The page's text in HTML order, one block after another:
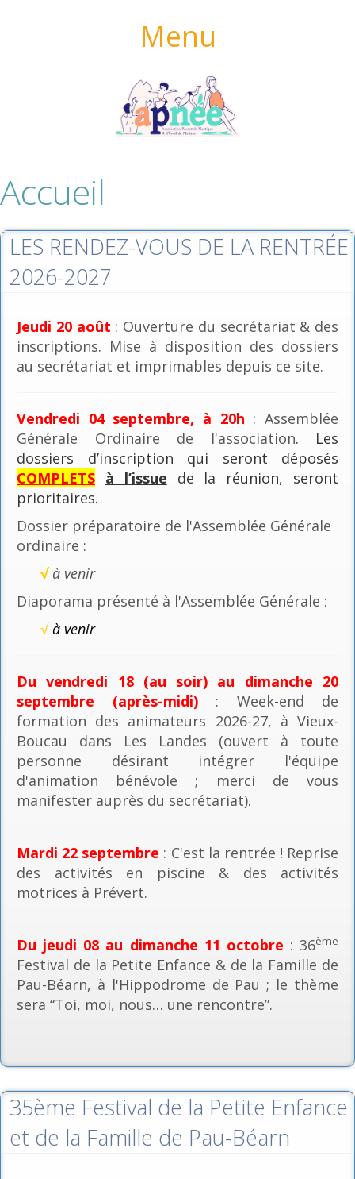
Menu
Accueil
LES RENDEZ-VOUS DE LA RENTRÉE
2026-2027
Jeudi 20 août : Ouverture du secrétariat & des
inscriptions. Mise à disposition des dossiers
au secrétariat et imprimables depuis ce site.
Vendredi 04 septembre, à 20h : Assemblée
Générale Ordinaire de l'association. Les
dossiers d’inscription qui seront déposés
COMPLETS à l’issue de la réunion, seront
prioritaires.
Dossier préparatoire de l'Assemblée Générale
ordinaire :
√ à venir
Diaporama présenté à l'Assemblée Générale :
√à venir
Du vendredi 18 (au soir) au dimanche 20
septembre (après-midi): Week-end de
formation des animateurs 2026-27, à Vieux-
Boucau dans Les Landes (ouvert à toute
personne désirant intégrer l'équipe
d'animation bénévole ; merci de vous
manifester auprès du secrétariat).
Mardi 22 septembre : C'est la rentrée ! Reprise
des activités en piscine & des activités
motrices à Prévert.
Du jeudi 08 au dimanche 11 octobre : 36ème
Festival de la Petite Enfance & de la Famille de
Pau-Béarn, à l'Hippodrome de Pau ; le thème
sera “Toi, moi, nous… une rencontre”.
35ème Festival de la Petite Enfance
et de la Famille de Pau-Béarn